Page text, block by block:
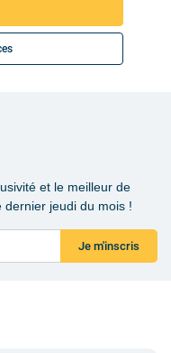
et le meilleur de
dernier jeudi du mois !
Je m'inscris